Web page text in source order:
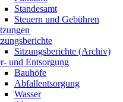
Standesamt
Steuern und Gebühren
Sitzungsberichte (Archiv)
und Entsorgung
Bauhöfe
Abfallentsorgung
Wasser